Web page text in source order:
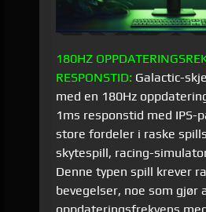
180HZ
RESPONSTID: Galactic-
med en 180Hz
1ms responstid med IPS-
store fordeler i raske
skytespill, racing-
Denne typen spill krever
bevegelser, noe som gjør